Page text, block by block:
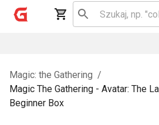
Magic: the Gathering /
Magic The Gathering - Avatar: The
Beginner Box